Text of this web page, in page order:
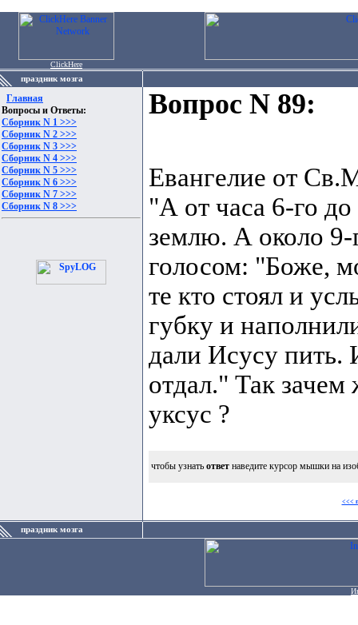
ClickHere
праздник мозга
Главная
Вопросы и Ответы:
Сборник N 1 >>>
Сборник N 2 >>>
Сборник N 3 >>>
Сборник N 4 >>>
Сборник N 5 >>>
Сборник N 6 >>>
Сборник N 7 >>>
Сборник N 8 >>>
Вопрос N 89:
Евангелие от
"А от часа 6-го
землю. А около 9-
голосом: "Боже,
те кто стоял и
губку и
дали Исусу пить.
отдал." Так
уксус ?
чтобы узнать ответ наведите курсор мышки на
<<<
праздник мозга